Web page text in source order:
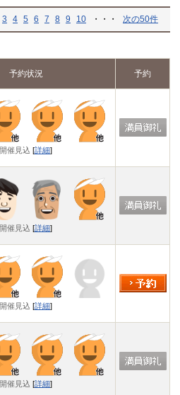
3 4 5 6 7 8 9 10 ・・・ 次の50件
予約状況 予約
開催見込 [詳細]
開催見込 [詳細]
開催見込 [詳細]
開催見込 [詳細]